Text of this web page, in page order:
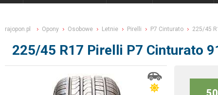
rajopon.pl Opony Osobowe Letnie Pirelli P7 Cinturato 225/45
225/45 R17 Pirelli P7 Cinturato